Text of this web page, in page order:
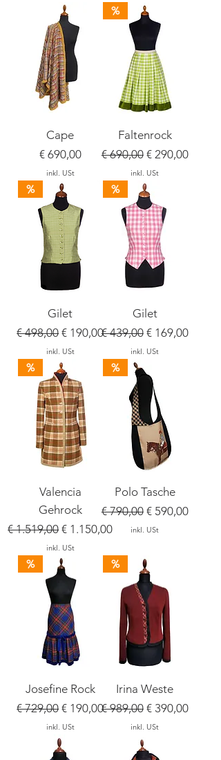
Cape
Preis
€ 690,00
inkl. USt
%
Faltenrock
Standardpreis
€ 690,00 Sale-Preis
€ 290,00
inkl. USt
%
Gilet
Standardpreis
€ 498,00Sale-Preis
€ 190,00
inkl. USt
%
Gilet
Standardpreis
€ 439,00 Sale-Preis
€ 169,00
inkl. USt
%
Valencia
Gehrock
Standardpreis
€ 1.519,00Sale-Preis
€ 1.150,00
inkl. USt
%
Polo Tasche
Standardpreis
€ 790,00 Sale-Preis
€ 590,00
inkl. USt
%
Josefine Rock
Standardpreis
€ 729,00Sale-Preis
€ 190,00
inkl. USt
%
Irina Weste
Standardpreis
€ 989,00 Sale-Preis
€ 390,00
inkl. USt